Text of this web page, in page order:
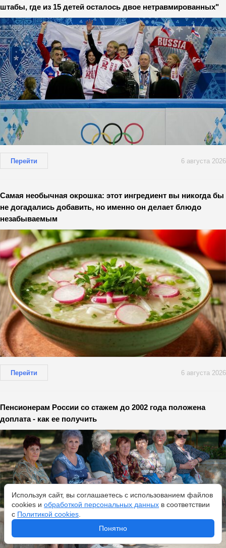
штабы, где из 15 детей осталось двое нетравмированных"
Перейти 6 августа 2026
Самая необычная окрошка: этот ингредиент вы никогда бы
не догадались добавить, но именно он делает блюдо
незабываемым
Перейти 6 августа 2026
Пенсионерам России со стажем до 2002 года положена
доплата - как ее получить
Используя сайт, вы соглашаетесь с использованием файлов
cookies и обработкой персональных данных в соответствии
с Политикой cookies
Понятно